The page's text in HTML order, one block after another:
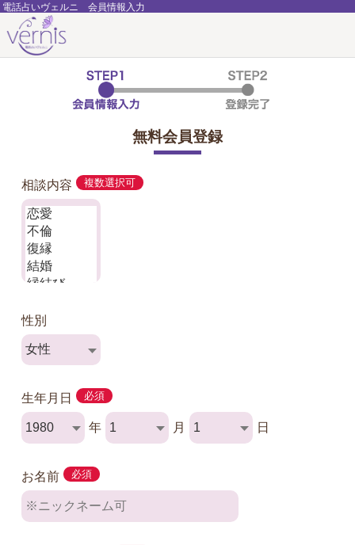
電話占いヴェルニ 会員情報入力
無料会員登録
相談内容 複数選択可
性別
生年月日 必須
年 月 日
お名前 必須